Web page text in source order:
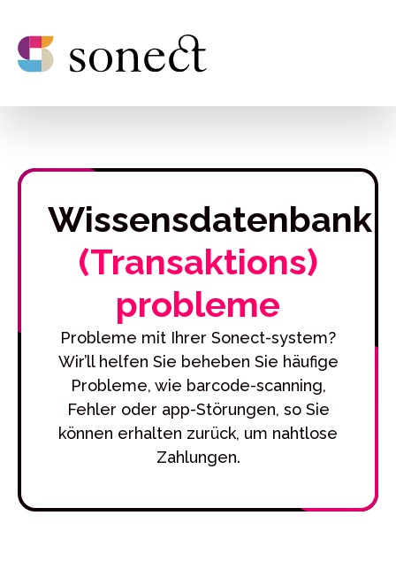
Wissensdatenbank
(Transaktions)
probleme
Probleme mit Ihrer Sonect-system?
Wir’ll helfen Sie beheben Sie häufige
Probleme, wie barcode-scanning,
Fehler oder app-Störungen, so Sie
können erhalten zurück, um nahtlose
Zahlungen.